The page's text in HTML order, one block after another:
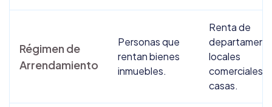
Régimen de
Arrendamiento
Personas que
rentan bienes
inmuebles.
Renta de
locales
comerciales o
casas.